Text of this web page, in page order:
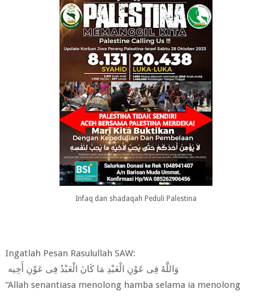
Infaq dan shadaqah Peduli Palestina
Ingatlah Pesan Rasulullah SAW:
وَاللَّهُ فِى عَوْنِ الْعَبْدِ مَا كَانَ الْعَبْدُ فِى عَوْنِ أَخِيه
“Allah senantiasa menolong hamba selama ia menolong